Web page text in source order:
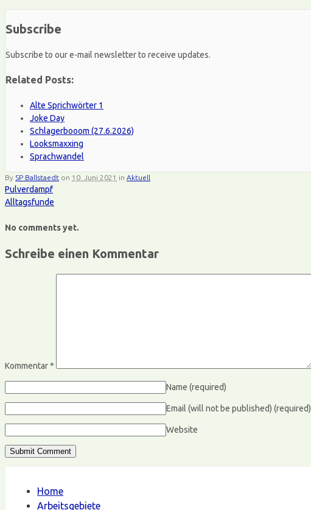
Subscribe
Subscribe to our e-mail newsletter to receive updates.
Related Posts:
Alte Sprichwörter 1
Joke Day
Schlagerbooom (27.6.2026)
Looksmaxxing
Sprachwandel
By SP Ballstaedt on 10. Juni 2021 in Aktuell
Pulverdampf
Alltagsfunde
No comments yet.
Schreibe einen Kommentar
Kommentar*
Name (required)
Email (will not be published) (required)
Website
Home
Arbeitsgebiete